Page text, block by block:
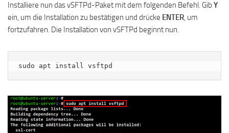
Installiere nun das vSFTPd-Paket mit dem folgenden Befehl. Gib Y
ein, um die Installation zu bestätigen und drücke ENTER, um
fortzufahren. Die Installation von vSFTPd beginnt nun.
sudo apt install vsftpd